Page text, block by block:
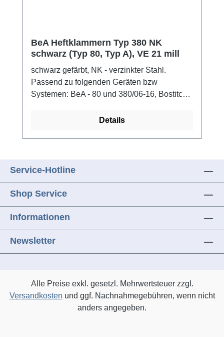
BeA Heftklammern Typ 380 NK
schwarz (Typ 80, Typ A), VE 21 mill
schwarz gefärbt, NK - verzinkter Stahl.
Passend zu folgenden Geräten bzw
Systemen: BeA - 80 und 380/06-16, Bostitch -
KL 804 - KL 816, Holzher - Klammern K,
Details
Service-Hotline
Shop Service
Informationen
Newsletter
Alle Preise exkl. gesetzl. Mehrwertsteuer zzgl.
Versandkosten und ggf. Nachnahmegebühren, wenn nicht
anders angegeben.